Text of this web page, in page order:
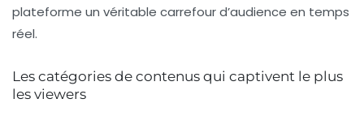
plateforme un véritable carrefour d’audience en temps
réel.
Les catégories de contenus qui captivent le plus
les viewers